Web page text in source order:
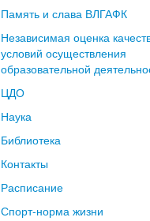
Память и слава ВЛГАФК
Независимая оценка
условий осуществления
образовательной
ЦДО
Наука
Библиотека
Контакты
Расписание
Спорт-норма жизни